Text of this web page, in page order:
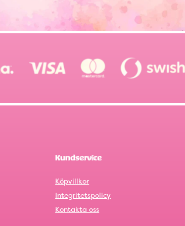
Kundservice
Köpvillkor
Integritetspolicy
Kontakta oss